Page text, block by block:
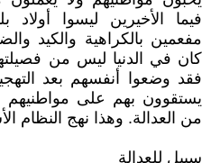
فيما الأخيرين ليسوا
مفعمين بالكراهية والكيد
كان في الدنيا ليس من
فقد وضعوا أنفسهم بعد
يستقوون بهم على مواطنيهم
من العدالة. وهذا نهج النظام
سبيل للعدالة